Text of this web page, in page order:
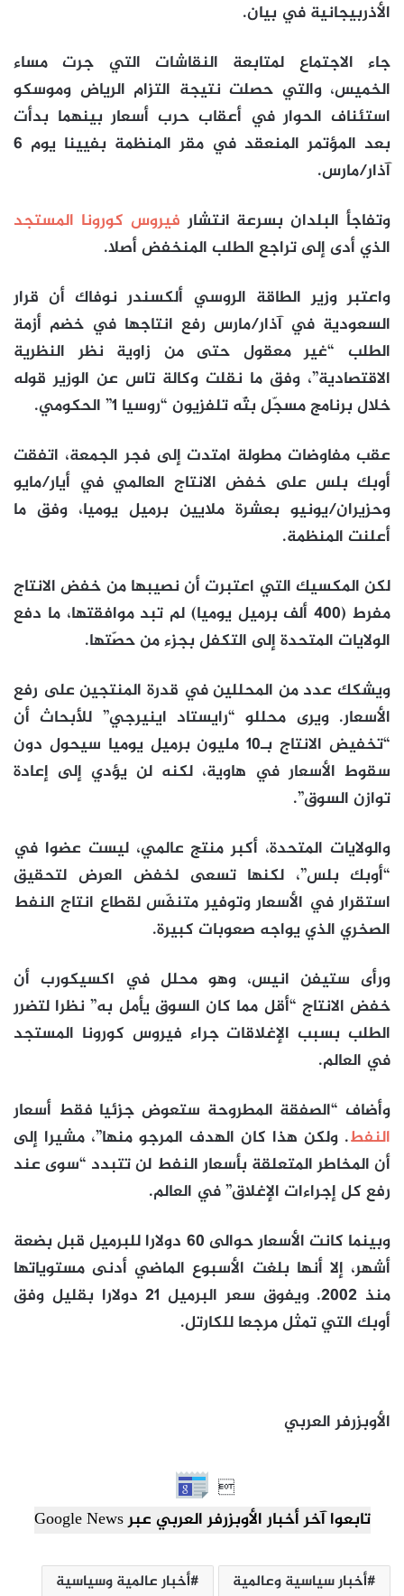
الأذربيجانية في بيان.
جاء الاجتماع لمتابعة النقاشات التي جرت مساء
الخميس، والتي حصلت نتيجة التزام الرياض وموسكو
استئناف الحوار في أعقاب حرب أسعار بينهما بدأت
بعد المؤتمر المنعقد في مقر المنظمة بفيينا يوم 6
آذار/مارس.
وتفاجأ البلدان بسرعة انتشار فيروس كورونا المستجد
الذي أدى إلى تراجع الطلب المنخفض أصلا.
واعتبر وزير الطاقة الروسي ألكسندر نوفاك أن قرار
السعودية في آذار/مارس رفع انتاجها في خضم أزمة
الطلب “غير معقول حتى من زاوية نظر النظرية
الاقتصادية”، وفق ما نقلت وكالة تاس عن الوزير قوله
خلال برنامج مسجّل بثّه تلفزيون “روسيا 1” الحكومي.
عقب مفاوضات مطولة امتدت إلى فجر الجمعة، اتفقت
أوبك بلس على خفض الانتاج العالمي في أيار/مايو
وحزيران/يونيو بعشرة ملايين برميل يوميا، وفق ما
أعلنت المنظمة.
لكن المكسيك التي اعتبرت أن نصيبها من خفض الانتاج
مفرط (400 ألف برميل يوميا) لم تبد موافقتها، ما دفع
الولايات المتحدة إلى التكفل بجزء من حصّتها.
ويشكك عدد من المحللين في قدرة المنتجين على رفع
الأسعار. ويرى محللو “رايستاد اينيرجي” للأبحاث أن
“تخفيض الانتاج بـ10 مليون برميل يوميا سيحول دون
سقوط الأسعار في هاوية، لكنه لن يؤدي إلى إعادة
توازن السوق”.
والولايات المتحدة، أكبر منتج عالمي، ليست عضوا في
“أوبك بلس”، لكنها تسعى لخفض العرض لتحقيق
استقرار في الأسعار وتوفير متنفّس لقطاع انتاج النفط
الصخري الذي يواجه صعوبات كبيرة.
ورأى ستيفن انيس، وهو محلل في اكسيكورب أن
خفض الانتاج “أقل مما كان السوق يأمل به” نظرا لتضرر
الطلب بسبب الإغلاقات جراء فيروس كورونا المستجد
في العالم.
وأضاف “الصفقة المطروحة ستعوض جزئيا فقط أسعار
النفط. ولكن هذا كان الهدف المرجو منها”، مشيرا إلى
أن المخاطر المتعلقة بأسعار النفط لن تتبدد “سوى عند
رفع كل إجراءات الإغلاق” في العالم.
وبينما كانت الأسعار حوالى 60 دولارا للبرميل قبل بضعة
أشهر، إلا أنها بلغت الأسبوع الماضي أدنى مستوياتها
منذ 2002. ويفوق سعر البرميل 21 دولارا بقليل وفق
أوبك التي تمثل مرجعا للكارتل.
الأوبزرفر العربي

تابعوا آخر أخبار الأوبزرفر العربي عبر Google News
أخبار سياسية وعالمية
أخبار عالمية وسياسية